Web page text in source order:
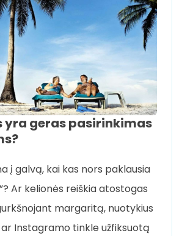
yra geras pasirinkimas
į galvą, kai kas nors paklausia
Ar kelionės reiškia atostogas
margaritą, nuotykius
Instagramo tinkle užfiksuotą